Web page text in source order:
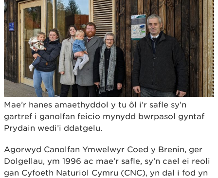
Mae’r hanes amaethyddol y tu ôl i’r safle sy’n
gartref i ganolfan feicio mynydd bwrpasol gyntaf
Prydain wedi’i ddatgelu.
Agorwyd Canolfan Ymwelwyr Coed y Brenin, ger
Dolgellau, ym 1996 ac mae’r safle, sy’n cael ei reoli
gan Cyfoeth Naturiol Cymru (CNC), yn dal i fod yn